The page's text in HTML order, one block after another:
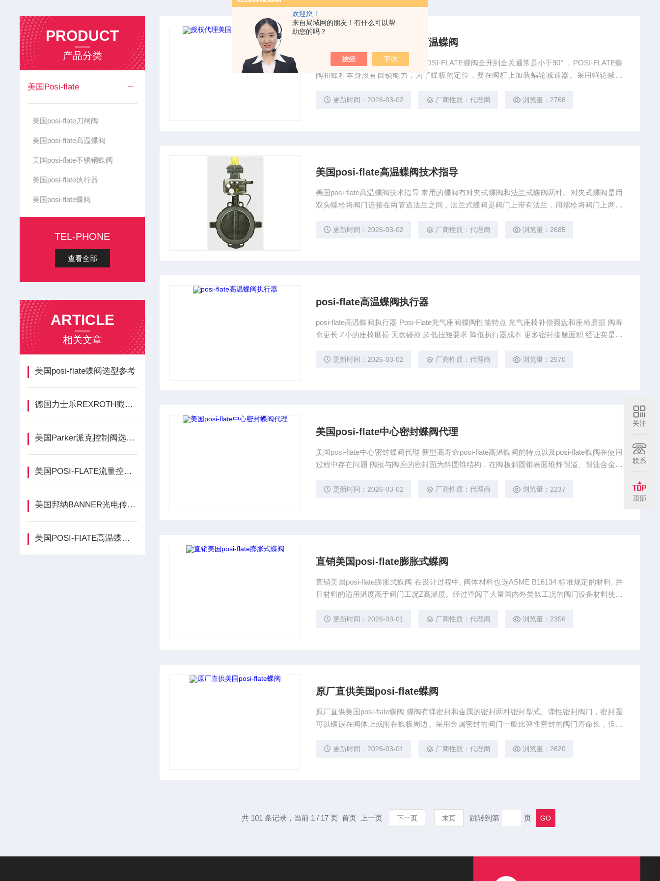
欢迎您！
来自局域网的朋友！有什么可以帮
助您的吗？
PRODUCT
产品分类
美国Posi-flate
美国posi-flate刀闸阀
美国posi-flate高温蝶阀
美国posi-flate不锈钢蝶阀
美国posi-flate执行器
美国posi-flate蝶阀
TEL-PHONE
查看全部
ARTICLE
相关文章
美国posi-flate蝶阀选型参考
德国力士乐REXROTH截止阀根据用途
美国Parker派克控制阀选型的重要性
美国POSI-FLATE流量控制阀介绍
美国邦纳BANNER光电传感工业设备
美国POSI-FIATE高温蝶阀操作
授权代理美国posi-flate高温蝶阀
授权代理美国posi-flate高温蝶阀 POSI-FLATE蝶阀全开到全关通常是小于90° ，POSI-FLATE蝶
阀和蝶杆本身没有自锁能力，为了蝶板的定位，要在阀杆上加装蜗轮减速器。采用蜗轮减速
业蝶阀的特点能耐高温，适用压力范围也较高，阀门公称通径大，POSI-FLATE蝶阀阀体采用
更新时间：2026-03-02 厂商性质：代理商 浏览量：2768
美国posi-flate高温蝶阀技术指导
美国posi-flate高温蝶阀技术指导 常用的蝶阀有对夹式蝶阀和法兰式蝶阀两种。对夹式蝶阀是用
双头螺栓将阀门连接在两管道法兰之间，法兰式蝶阀是阀门上带有法兰，用螺栓将阀门上两端
风机出入口，电除雾串联及联通阀，S02主鼓风机出入口，转化器调节，预热器出入口等调节
更新时间：2026-03-02 厂商性质：代理商 浏览量：2685
posi-flate高温蝶阀执行器
posi-flate高温蝶阀执行器 Posi-Flate充气座阀蝶阀性能特点 充气座椅补偿圆盘和座椅磨损 阀寿
命更长 Z小的座椅磨损 无盘碰撞 超低扭矩要求 降低执行器成本 更多密封接触面积 经证实是优
更新时间：2026-03-02 厂商性质：代理商 浏览量：2570
美国posi-flate中心密封蝶阀代理
美国posi-flate中心密封蝶阀代理 新型高寿命posi-flate高温蝶阀的特点以及posi-flate蝶阀在使用
过程中存在问题 阀板与阀座的密封面为斜圆锥结构，在阀板斜圆锥表面堆炸耐溢、耐蚀合金材
套与阀体之间的公差带及阀杆在介质压力下的弹性变形，解决了阀门在双向互换的介质输送过
更新时间：2026-03-02 厂商性质：代理商 浏览量：2237
直销美国posi-flate膨胀式蝶阀
直销美国posi-flate膨胀式蝶阀 在设计过程中, 阀体材料也选ASME B16134 标准规定的材料, 并
且材料的适用温度高于阀门工况Z高温度。经过查阅了大量国内外类似工况的阀门设备材料使用
对材料的影响。根据高温强度估算, 奥氏体钢在704 ℃的高温工况下, 强度降低6415 %以上, 如
更新时间：2026-03-01 厂商性质：代理商 浏览量：2356
原厂直供美国posi-flate蝶阀
原厂直供美国posi-flate蝶阀 蝶阀有弹密封和金属的密封两种密封型式。弹性密封阀门，密封圈
可以镶嵌在阀体上或附在蝶板周边。采用金属密封的阀门一般比弹性密封的阀门寿命长，但很
蝶阀作为流量控制使用，主要的是正确选择阀门的尺寸和类型。蝶阀的结构原理尤其适合制作
更新时间：2026-03-01 厂商性质：代理商 浏览量：2620
共 101 条记录，当前 1 / 17 页 首页 上一页 下一页 末页 跳转到第 页
关注
联系
顶部